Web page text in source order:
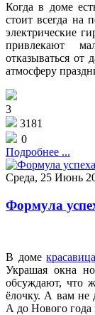
Когда в доме
стоит всегда на
электрические
привлекают
отказываться от
атмосферу
3
3181
0
Подробнее ...
Среда, 25 Июнь
Формула
В доме
Украшая окна
обсуждают, что
ёлочку. А вам не
А до Нового года